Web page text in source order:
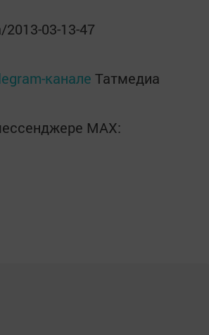
03-13-47
канале Татмедиа
MАХ: